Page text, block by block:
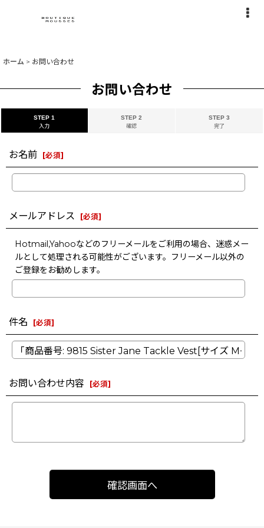
ホーム > お問い合わせ
お問い合わせ
STEP 1
入力
STEP 2
確認
STEP 3
完了
お名前 [必須]
メールアドレス [必須]
Hotmail,Yahooなどのフリーメールをご利用の場合、迷惑メー
ルとして処理される可能性がございます。フリーメール以外の
ご登録をお勧めします。
件名 [必須]
お問い合わせ内容 [必須]
確認画面へ